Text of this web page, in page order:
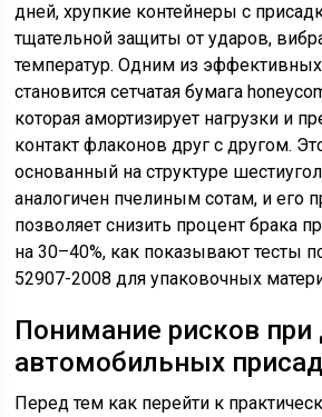
дней, хрупкие контейнеры с
тщательной защиты от ударов,
температур. Одним из
становится сетчатая бумага
которая амортизирует нагрузки и
контакт флаконов друг с другом.
основанный на структуре
аналогичен пчелиным сотам, и его
позволяет снизить процент брака
на 30–40%, как показывают тесты
52907-2008 для упаковочных
Понимание рисков при
автомобильных
Перед тем как перейти к